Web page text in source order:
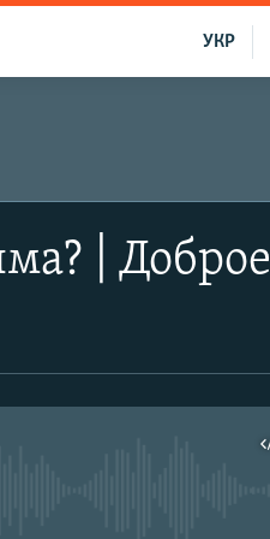
УКР
| Доброе